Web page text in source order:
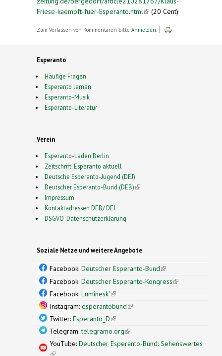
Friese-kaempft-fuer-Esperanto.html (link is
(20 Cent)
Zum Verfassen von Kommentaren bitte Anmelden
Esperanto
Häufige Fragen
Esperanto lernen
Esperanto-Musik
Esperanto-Literatur
Verein
Esperanto-Laden Berlin
Zeitschrift: Esperanto aktuell
Deutsche Esperanto-Jugend (DEJ)
Deutscher Esperanto-Bund (DEB)(link is external)
Impressum
Kontaktadressen DEB/ DEJ
DSGVO-Datenschutzerklärung
Soziale Netze und weitere Angebote
Facebook: Deutscher Esperanto-Bund(link is
external)
Facebook: Deutscher Esperanto-Kongress(link is
Facebook: Luminesk'(link is external)
Instagram: esperantobund(link is external)
Twitter: Esperanto_D(link is external)
Telegram:telegramo.org(link is external)
YouTube: Deutscher Esperanto-Bund: Sehenswertes
(link is external)